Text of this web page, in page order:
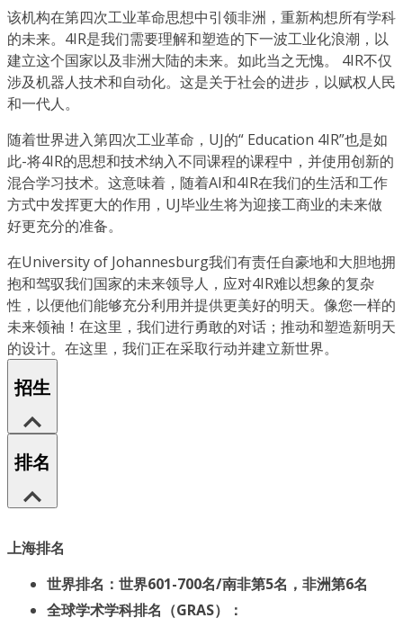
该机构在第四次工业革命思想中引领非洲，重新构想所有学科
的未来。4IR是我们需要理解和塑造的下一波工业化浪潮，以
建立这个国家以及非洲大陆的未来。如此当之无愧。 4IR不仅
涉及机器人技术和自动化。这是关于社会的进步，以赋权人民
和一代人。
随着世界进入第四次工业革命，UJ的“ Education 4IR”也是如
此-将4IR的思想和技术纳入不同课程的课程中，并使用创新的
混合学习技术。这意味着，随着AI和4IR在我们的生活和工作
方式中发挥更大的作用，UJ毕业生将为迎接工商业的未来做
好更充分的准备。
在University of Johannesburg我们有责任自豪地和大胆地拥
抱和驾驭我们国家的未来领导人，应对4IR难以想象的复杂
性，以便他们能够充分利用并提供更美好的明天。像您一样的
未来领袖！在这里，我们进行勇敢的对话；推动和塑造新明天
的设计。在这里，我们正在采取行动并建立新世界。
招生
排名
上海排名
世界排名：世界601-700名/南非第5名，非洲第6名
全球学术学科排名（GRAS）：